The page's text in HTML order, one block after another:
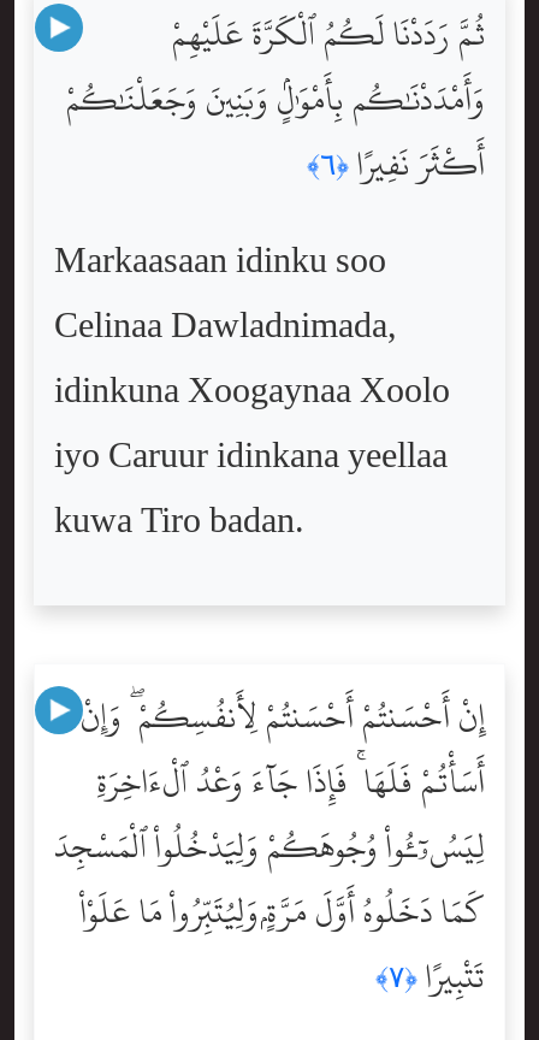
ثُمَّ رَدَدْنَا لَكُمُ ٱلْكَرَّةَ عَلَيْهِمْ
وَأَمْدَدْنَٰكُم بِأَمْوَٰلٍۢ وَبَنِينَ وَجَعَلْنَٰكُمْ
أَكْثَرَ نَفِيرًا ﴿٦﴾
Markaasaan idinku soo
Celinaa Dawladnimada,
idinkuna Xoogaynaa Xoolo
iyo Caruur idinkana yeellaa
kuwa Tiro badan.
إِنْ أَحْسَنتُمْ أَحْسَنتُمْ لِأَنفُسِكُمْ ۖ وَإِنْ
أَسَأْتُمْ فَلَهَا ۚ فَإِذَا جَآءَ وَعْدُ ٱلْءَاخِرَةِ
لِيَسُۥٓـُٔواْ وُجُوهَكُمْ وَلِيَدْخُلُواْ ٱلْمَسْجِدَ
كَمَا دَخَلُوهُ أَوَّلَ مَرَّةٍۢ وَلِيُتَبِّرُواْ مَا عَلَوْاْ
تَتْبِيرًا ﴿٧﴾